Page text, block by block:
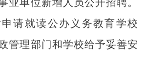
业单位新增人员公开招聘。
请就读公办义务教育学校
管理部门和学校给予妥善安